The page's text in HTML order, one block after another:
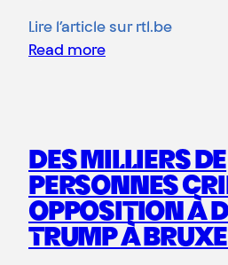
Lire l’article sur rtl.be
Read more
DES MILLIERS DE
PERSONNES
OPPOSITION À
TRUMP À